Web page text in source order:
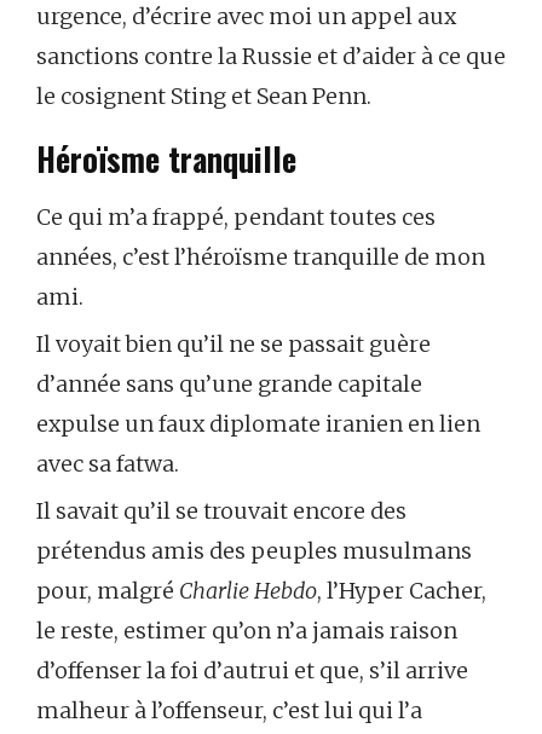
urgence, d’écrire avec moi un appel aux
sanctions contre la Russie et d’aider à ce que
le cosignent Sting et Sean Penn.
Héroïsme tranquille
Ce qui m’a frappé, pendant toutes ces
années, c’est l’héroïsme tranquille de mon
ami.
Il voyait bien qu’il ne se passait guère
d’année sans qu’une grande capitale
expulse un faux diplomate iranien en lien
avec sa fatwa.
Il savait qu’il se trouvait encore des
prétendus amis des peuples musulmans
pour, malgré Charlie Hebdo, l’Hyper Cacher,
le reste, estimer qu’on n’a jamais raison
d’offenser la foi d’autrui et que, s’il arrive
malheur à l’offenseur, c’est lui qui l’a